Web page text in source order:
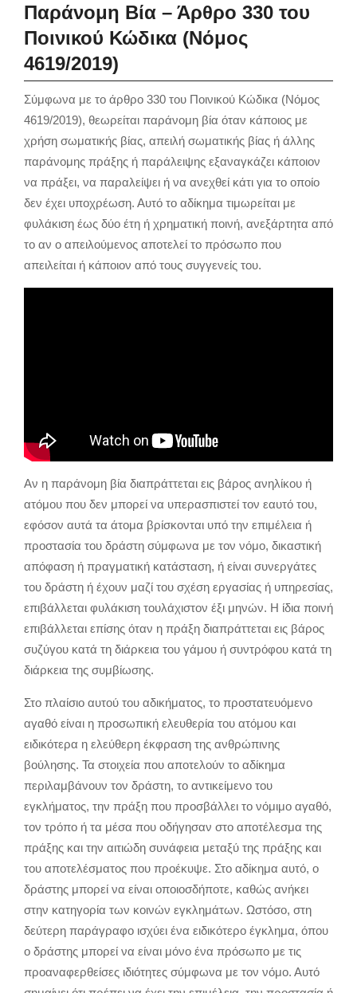
Παράνομη Βία – Άρθρο 330 του
Ποινικού Κώδικα (Νόμος
4619/2019)
Σύμφωνα με το άρθρο 330 του Ποινικού Κώδικα (Νόμος
4619/2019), θεωρείται παράνομη βία όταν κάποιος με
χρήση σωματικής βίας, απειλή σωματικής βίας ή άλλης
παράνομης πράξης ή παράλειψης εξαναγκάζει κάποιον
να πράξει, να παραλείψει ή να ανεχθεί κάτι για το οποίο
δεν έχει υποχρέωση. Αυτό το αδίκημα τιμωρείται με
φυλάκιση έως δύο έτη ή χρηματική ποινή, ανεξάρτητα από
το αν ο απειλούμενος αποτελεί το πρόσωπο που
απειλείται ή κάποιον από τους συγγενείς του.
Αν η παράνομη βία διαπράττεται εις βάρος ανηλίκου ή
ατόμου που δεν μπορεί να υπερασπιστεί τον εαυτό του,
εφόσον αυτά τα άτομα βρίσκονται υπό την επιμέλεια ή
προστασία του δράστη σύμφωνα με τον νόμο, δικαστική
απόφαση ή πραγματική κατάσταση, ή είναι συνεργάτες
του δράστη ή έχουν μαζί του σχέση εργασίας ή υπηρεσίας,
επιβάλλεται φυλάκιση τουλάχιστον έξι μηνών. Η ίδια ποινή
επιβάλλεται επίσης όταν η πράξη διαπράττεται εις βάρος
συζύγου κατά τη διάρκεια του γάμου ή συντρόφου κατά τη
διάρκεια της συμβίωσης.
Στο πλαίσιο αυτού του αδικήματος, το προστατευόμενο
αγαθό είναι η προσωπική ελευθερία του ατόμου και
ειδικότερα η ελεύθερη έκφραση της ανθρώπινης
βούλησης. Τα στοιχεία που αποτελούν το αδίκημα
περιλαμβάνουν τον δράστη, το αντικείμενο του
εγκλήματος, την πράξη που προσβάλλει το νόμιμο αγαθό,
τον τρόπο ή τα μέσα που οδήγησαν στο αποτέλεσμα της
πράξης και την αιτιώδη συνάφεια μεταξύ της πράξης και
του αποτελέσματος που προέκυψε. Στο αδίκημα αυτό, ο
δράστης μπορεί να είναι οποιοσδήποτε, καθώς ανήκει
στην κατηγορία των κοινών εγκλημάτων. Ωστόσο, στη
δεύτερη παράγραφο ισχύει ένα ειδικότερο έγκλημα, όπου
ο δράστης μπορεί να είναι μόνο ένα πρόσωπο με τις
προαναφερθείσες ιδιότητες σύμφωνα με τον νόμο. Αυτό